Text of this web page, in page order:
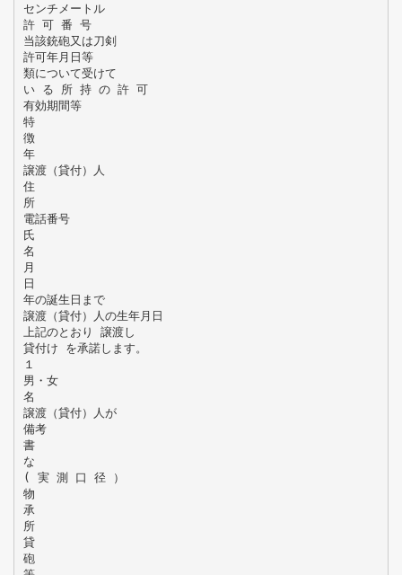
センチメートル
許 可 番 号
当該銃砲又は刀剣
許可年月日等
類について受けて
い る 所 持 の 許 可
有効期間等
特
徴
年
譲渡（貸付）人
住
所
電話番号
氏
名
月
日
年の誕生日まで
譲渡（貸付）人の生年月日
上記のとおり 譲渡し
貸付け を承諾します。
１
男・女
名
譲渡（貸付）人が
備考
書
な
( 実 測 口 径 ）
物
承
所
貸
砲